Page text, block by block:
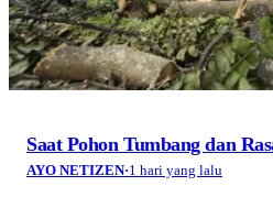
Saat Pohon Tumbang dan
AYO NETIZEN·1 hari yang lalu